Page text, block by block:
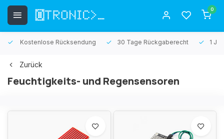
0
Kostenlose Rücksendung 30 Tage Rückgaberecht 1
Zurück
Feuchtigkeits- und Regensensoren